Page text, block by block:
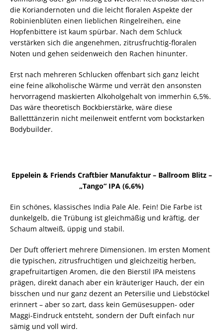
die Koriandernoten und die leicht floralen Aspekte der
Robinienblüten einen lieblichen Ringelreihen, eine
Hopfenbittere ist kaum spürbar. Nach dem Schluck
verstärken sich die angenehmen, zitrusfruchtig-floralen
Noten und gehen seidenweich den Rachen hinunter.
Erst nach mehreren Schlucken offenbart sich ganz leicht
eine feine alkoholische Wärme und verrät den ansonsten
hervorragend maskierten Alkoholgehalt von immerhin 6,5%.
Das wäre theoretisch Bockbierstärke, wäre diese
Balletttänzerin nicht meilenweit entfernt vom bockstarken
Bodybuilder.
Eppelein & Friends Craftbier Manufaktur – Ballroom Blitz –
„Tango“ IPA (6,6%)
Ein schönes, klassisches India Pale Ale. Fein! Die Farbe ist
dunkelgelb, die Trübung ist gleichmäßig und kräftig, der
Schaum altweiß, üppig und stabil.
Der Duft offeriert mehrere Dimensionen. Im ersten Moment
die typischen, zitrusfruchtigen und gleichzeitig herben,
grapefruitartigen Aromen, die den Bierstil IPA meistens
prägen, direkt danach aber ein kräuteriger Hauch, der ein
bisschen und nur ganz dezent an Petersilie und Liebstöckel
erinnert – aber so zart, dass kein Gemüsesuppen- oder
Maggi-Eindruck entsteht, sondern der Duft einfach nur
sämig und voll wird.